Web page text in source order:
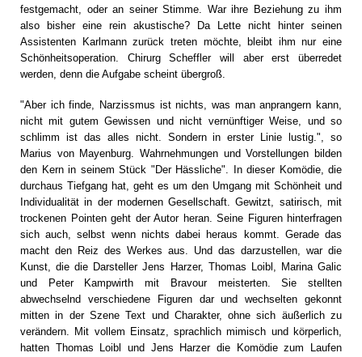
festgemacht, oder an seiner Stimme. War ihre Beziehung zu ihm
also bisher eine rein akustische? Da Lette nicht hinter seinen
Assistenten Karlmann zurück treten möchte, bleibt ihm nur eine
Schönheitsoperation. Chirurg Scheffler will aber erst überredet
werden, denn die Aufgabe scheint übergroß.
"Aber ich finde, Narzissmus ist nichts, was man anprangern kann,
nicht mit gutem Gewissen und nicht vernünftiger Weise, und so
schlimm ist das alles nicht. Sondern in erster Linie lustig.", so
Marius von Mayenburg. Wahrnehmungen und Vorstellungen bilden
den Kern in seinem Stück "Der Hässliche". In dieser Komödie, die
durchaus Tiefgang hat, geht es um den Umgang mit Schönheit und
Individualität in der modernen Gesellschaft. Gewitzt, satirisch, mit
trockenen Pointen geht der Autor heran. Seine Figuren hinterfragen
sich auch, selbst wenn nichts dabei heraus kommt. Gerade das
macht den Reiz des Werkes aus. Und das darzustellen, war die
Kunst, die die Darsteller Jens Harzer, Thomas Loibl, Marina Galic
und Peter Kampwirth mit Bravour meisterten. Sie stellten
abwechselnd verschiedene Figuren dar und wechselten gekonnt
mitten in der Szene Text und Charakter, ohne sich äußerlich zu
verändern. Mit vollem Einsatz, sprachlich mimisch und körperlich,
hatten Thomas Loibl und Jens Harzer die Komödie zum Laufen